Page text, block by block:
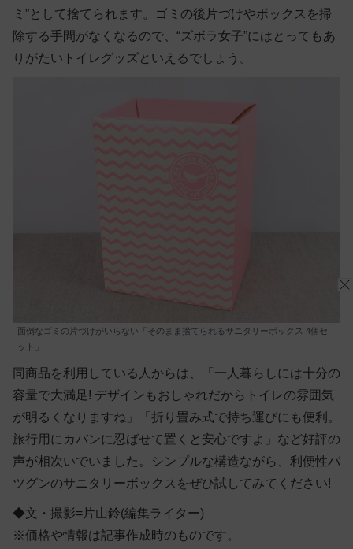
ミ”として捨てられます。ゴミの後片づけやボックスを掃
除する手間がなくなるので、“ズボラ女子”にはとってもあ
りがたいトイレグッズといえるでしょう。
面倒なゴミの片づけがいらない「そのまま捨てられるサニタリーボックス 4個セ
ット」
同商品を利用している人からは、「一人暮らしには十分の
容量で大満足! デザインもおしゃれだからトイレの雰囲気
が明るくなりますね」「折り畳み式で持ち運びにも便利。
旅行用にカバンに忍ばせて置くと安心ですよ」など好評の
声が相次いでいました。シンプルな構造ながら、利便性バ
ツグンのサニタリーボックスをぜひ試してみてください!
◆文・撮影=片山鈴(編集ライター)
※価格や情報は記事作成時のものです。